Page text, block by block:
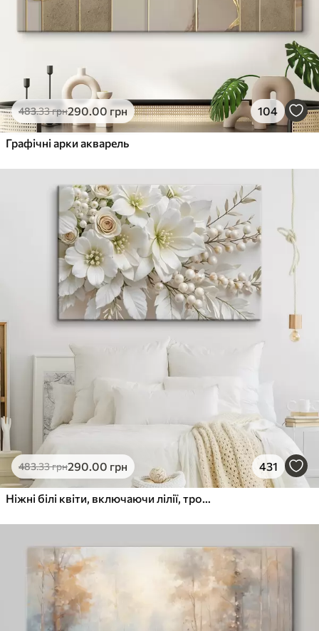
483.33грн290.00 грн 104
Графічні арки акварель
483.33грн290.00 грн 431
Ніжні білі квіти, включаючи лілії, троянди та інші квіти з м'якими, оксамитовими пелюстками